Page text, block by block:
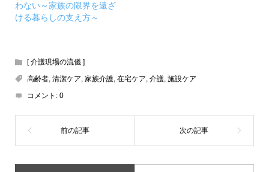
わない～家族の限界を遠ざ
ける暮らしの支え方～
[ 介護現場の流儀 ]
高齢者, 清潔ケア, 家族介護, 在宅ケア, 介護, 施設ケア
コメント: 0